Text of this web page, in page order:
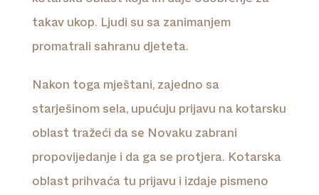
takav ukop. Ljudi su sa zanimanjem
promatrali sahranu djeteta.
Nakon toga mještani, zajedno sa
starješinom sela, upućuju prijavu na kotarsku
oblast tražeći da se Novaku zabrani
propovijedanje i da ga se protjera. Kotarska
oblast prihvaća tu prijavu i izdaje pismeno